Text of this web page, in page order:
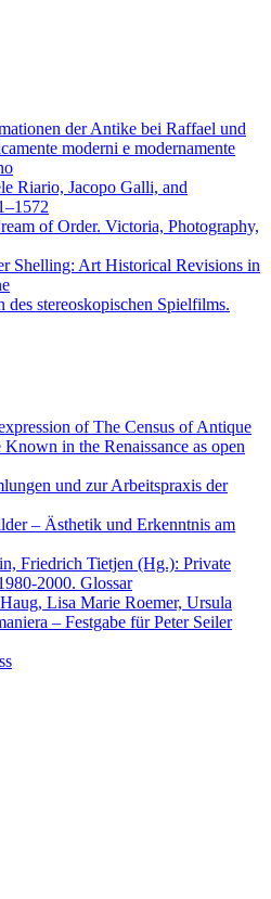
der Antike bei Raffael und
moderni e modernamente
Riario, Jacopo Galli, and
of Order. Victoria, Photography,
Shelling: Art Historical Revisions in
stereoskopischen Spielfilms.
of The Census of Antique
in the Renaissance as open
und zur Arbeitspraxis der
– Ästhetik und Erkenntnis am
Friedrich Tietjen (Hg.): Private
2000. Glossar
Lisa Marie Roemer, Ursula
– Festgabe für Peter Seiler